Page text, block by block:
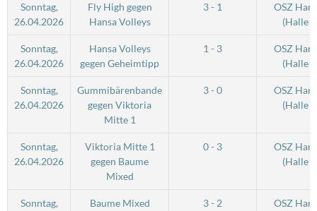
Sonntag,
26.04.2026
Fly High gegen
Hansa Volleys
3 - 1
OSZ
(Halle
Sonntag,
26.04.2026
Hansa Volleys
gegen Geheimtipp
1 - 3
OSZ
(Halle
Sonntag,
26.04.2026
Gummibärenbande
gegen Viktoria
Mitte 1
3 - 0
OSZ
(Halle
Sonntag,
26.04.2026
Viktoria Mitte 1
gegen Baume
Mixed
0 - 3
OSZ
(Halle
Sonntag,
Baume Mixed
3 - 2
OSZ